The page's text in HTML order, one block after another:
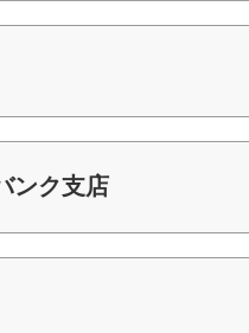
ンク支店